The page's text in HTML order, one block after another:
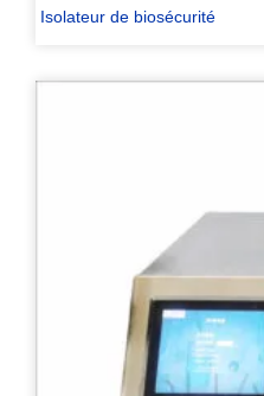
Isolateur de biosécurité